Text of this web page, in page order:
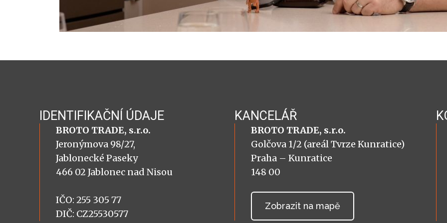
IDENTIFIKAČNÍ ÚDAJE
BROTO TRADE, s.r.o.
Jeronýmova 98/27,
Jablonecké Paseky
466 02 Jablonec nad Nisou
IČO: 255 305 77
DIČ: CZ25530577
KANCELÁŘ
BROTO TRADE, s.r.o.
Golčova 1/2 (areál Tvrze Kunratice)
Praha – Kunratice
148 00
Zobrazit na mapě